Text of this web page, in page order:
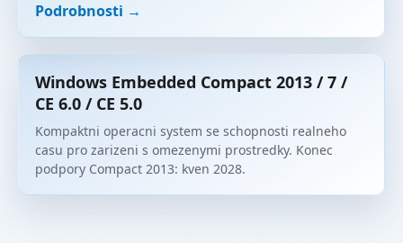
Podrobnosti →
Windows Embedded Compact 2013 / 7 /
CE 6.0 / CE 5.0
Kompaktni operacni system se schopnosti realneho
casu pro zarizeni s omezenymi prostredky. Konec
podpory Compact 2013: kven 2028.